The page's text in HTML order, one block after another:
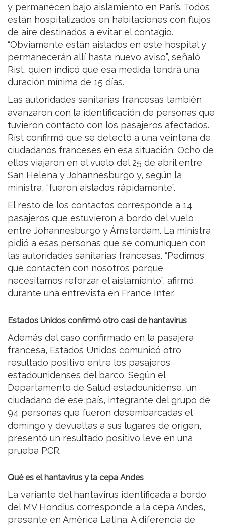
y permanecen bajo aislamiento en París. Todos
están hospitalizados en habitaciones con flujos
de aire destinados a evitar el contagio.
“Obviamente están aislados en este hospital y
permanecerán allí hasta nuevo aviso”, señaló
Rist, quien indicó que esa medida tendrá una
duración mínima de 15 días.
Las autoridades sanitarias francesas también
avanzaron con la identificación de personas que
tuvieron contacto con los pasajeros afectados.
Rist confirmó que se detectó a una veintena de
ciudadanos franceses en esa situación. Ocho de
ellos viajaron en el vuelo del 25 de abril entre
San Helena y Johannesburgo y, según la
ministra, “fueron aislados rápidamente”.
El resto de los contactos corresponde a 14
pasajeros que estuvieron a bordo del vuelo
entre Johannesburgo y Ámsterdam. La ministra
pidió a esas personas que se comuniquen con
las autoridades sanitarias francesas. “Pedimos
que contacten con nosotros porque
necesitamos reforzar el aislamiento”, afirmó
durante una entrevista en France Inter.
Estados Unidos confirmó otro casi de hantavirus
Además del caso confirmado en la pasajera
francesa, Estados Unidos comunicó otro
resultado positivo entre los pasajeros
estadounidenses del barco. Según el
Departamento de Salud estadounidense, un
ciudadano de ese país, integrante del grupo de
94 personas que fueron desembarcadas el
domingo y devueltas a sus lugares de origen,
presentó un resultado positivo leve en una
prueba PCR.
Qué es el hantavirus y la cepa Andes
La variante del hantavirus identificada a bordo
del MV Hondius corresponde a la cepa Andes,
presente en América Latina. A diferencia de